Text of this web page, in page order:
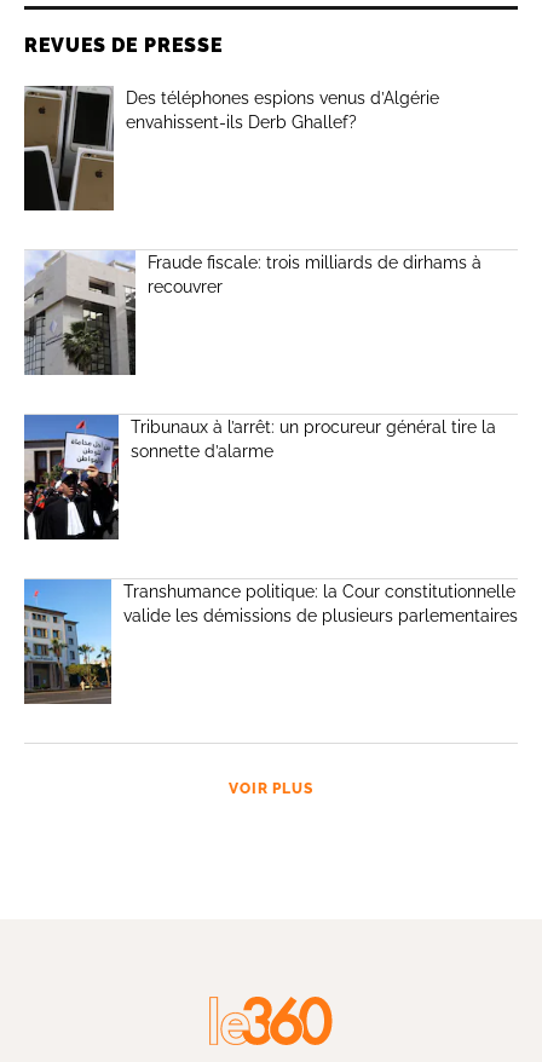
REVUES DE PRESSE
Des téléphones espions venus d’Algérie
envahissent-ils Derb Ghallef?
Fraude fiscale: trois milliards de dirhams à
recouvrer
Tribunaux à l’arrêt: un procureur général tire la
sonnette d’alarme
Transhumance politique: la Cour constitutionnelle
valide les démissions de plusieurs parlementaires
VOIR PLUS